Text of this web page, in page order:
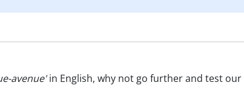
avenue'in English, why not go further and test our